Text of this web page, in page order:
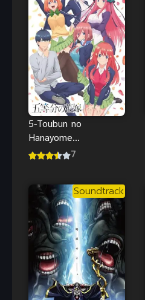
5-Toubun no
Hanayome
เจ้าสาวผมเป็น
7
Soundtrack